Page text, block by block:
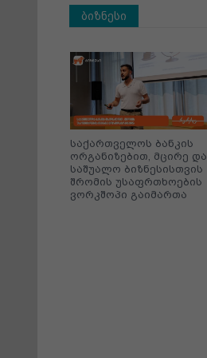
ბიზნესი
საქართველოს ბანკის
ორგანიზებით, მცირე და
საშუალო ბიზნესისთვის
შრომის უსაფრთხოების
ვორკშოპი გაიმართა